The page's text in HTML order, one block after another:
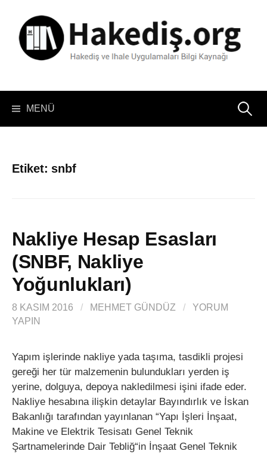
MENÜ Arama:
Etiket: snbf
Nakliye Hesap Esasları
(SNBF, Nakliye
Yoğunlukları)
8 KASIM 2016 / MEHMET GÜNDÜZ /
YORUM
YAPIN
Yapım işlerinde nakliye yada taşıma, tasdikli projesi
gereği her tür malzemenin bulundukları yerden iş
yerine, dolguya, depoya nakledilmesi işini ifade eder.
Nakliye hesabına ilişkin detaylar Bayındırlık ve İskan
Bakanlığı tarafından yayınlanan “Yapı İşleri İnşaat,
Makine ve Elektrik Tesisatı Genel Teknik
Şartnamelerinde Dair Tebliğ“in İnşaat Genel Teknik